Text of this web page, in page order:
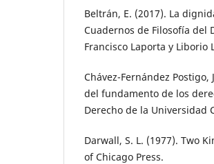
Beltrán, E. (2017). La
Cuadernos de Filosofía del
Francisco Laporta y Liborio
Chávez-Fernández
del fundamento de los
Derecho de la Universidad
Darwall, S. L. (1977). Two
of Chicago Press.